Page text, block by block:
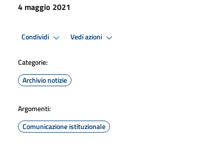
4 maggio 2021
Condividi Vedi azioni
Categorie:
Archivio notizie
Argomenti:
Comunicazione istituzionale